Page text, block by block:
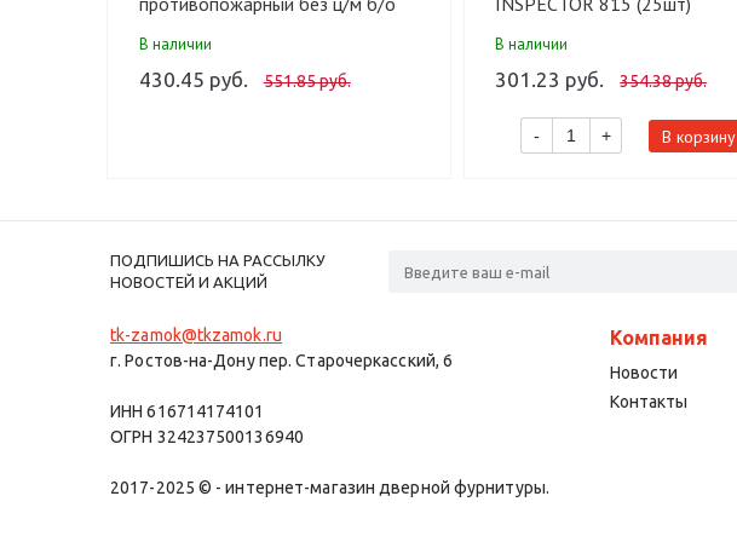
В наличии
430.45 руб. 551.85 руб.
В наличии
301.23 руб. 354.38 руб.
- + В корзину
ПОДПИШИСЬ НА РАССЫЛКУ
НОВОСТЕЙ И АКЦИЙ
tk-zamok@tkzamok.ru
г. Ростов-на-Дону пер. Старочеркасский, 6
ИНН 616714174101
ОГРН 324237500136940
2017-2025 © - интернет-магазин дверной фурнитуры.
Компания
Новости
Контакты